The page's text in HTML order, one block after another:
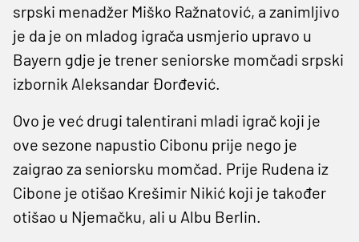
srpski menadžer Miško Ražnatović, a zanimljivo
je da je on mladog igrača usmjerio upravo u
Bayern gdje je trener seniorske momčadi srpski
izbornik Aleksandar Đorđević.
Ovo je već drugi talentirani mladi igrač koji je
ove sezone napustio Cibonu prije nego je
zaigrao za seniorsku momčad. Prije Rudena iz
Cibone je otišao Krešimir Nikić koji je također
otišao u Njemačku, ali u Albu Berlin.